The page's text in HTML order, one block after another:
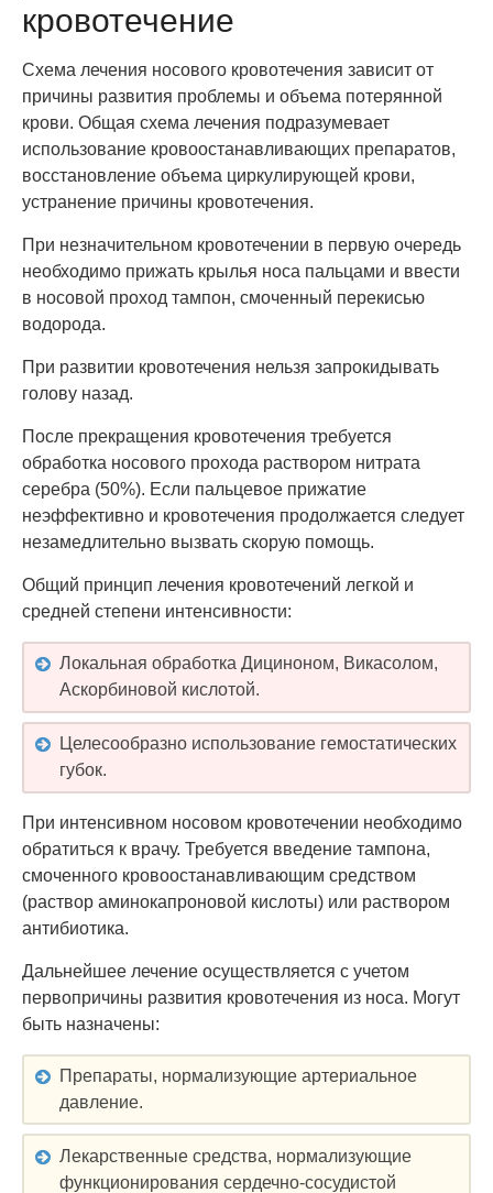
кровотечение
Схема лечения носового кровотечения зависит от
причины развития проблемы и объема потерянной
крови. Общая схема лечения подразумевает
использование кровоостанавливающих препаратов,
восстановление объема циркулирующей крови,
устранение причины кровотечения.
При незначительном кровотечении в первую очередь
необходимо прижать крылья носа пальцами и ввести
в носовой проход тампон, смоченный перекисью
водорода.
При развитии кровотечения нельзя запрокидывать
голову назад.
После прекращения кровотечения требуется
обработка носового прохода раствором нитрата
серебра (50%). Если пальцевое прижатие
неэффективно и кровотечения продолжается следует
незамедлительно вызвать скорую помощь.
Общий принцип лечения кровотечений легкой и
средней степени интенсивности:
Локальная обработка Дициноном, Викасолом,
Аскорбиновой кислотой.
Целесообразно использование гемостатических
губок.
При интенсивном носовом кровотечении необходимо
обратиться к врачу. Требуется введение тампона,
смоченного кровоостанавливающим средством
(раствор аминокапроновой кислоты) или раствором
антибиотика.
Дальнейшее лечение осуществляется с учетом
первопричины развития кровотечения из носа. Могут
быть назначены:
Препараты, нормализующие артериальное
давление.
Лекарственные средства, нормализующие
функционирования сердечно-сосудистой